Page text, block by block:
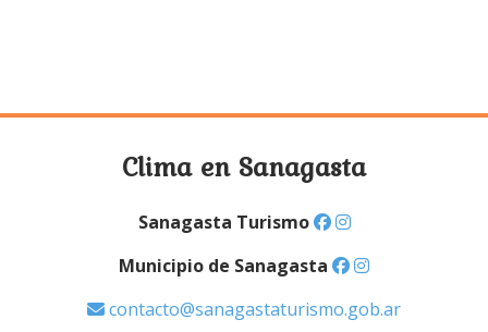
Clima en Sanagasta
Sanagasta Turismo
Municipio de Sanagasta
contacto@sanagastaturismo.gob.ar